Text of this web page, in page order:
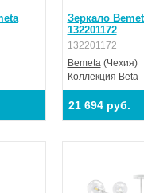
Зеркало
132201172
132201172
Bemeta(Чехия)
Коллекция Beta
21 694 руб.